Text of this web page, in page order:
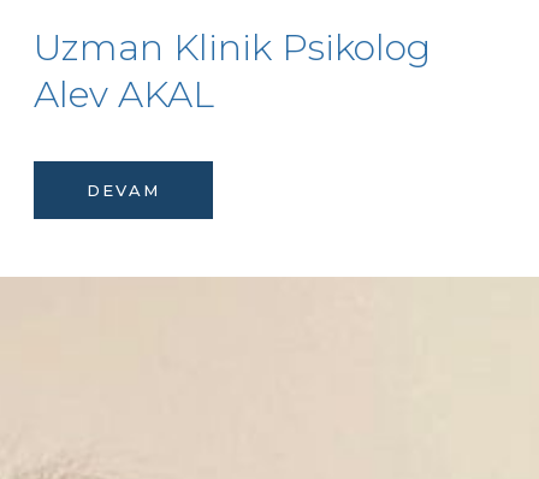
Uzman Klinik Psikolog
Alev AKAL
DEVAM